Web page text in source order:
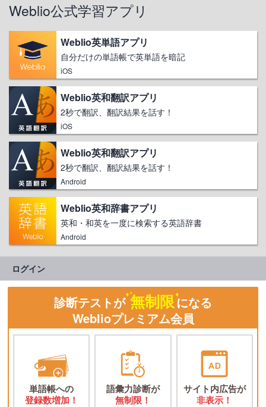
Weblio公式学習アプリ
Weblio英単語アプリ
自分だけの単語帳で英単語を暗記
iOS
Weblio英和翻訳アプリ
2秒で翻訳、翻訳結果を話す！
iOS
Weblio英和翻訳アプリ
2秒で翻訳、翻訳結果を話す！
Android
Weblio英和辞書アプリ
英和・和英を一度に検索する英語辞書
Android
ログイン
診断テストが 無制限になる
Weblioプレミアム会員
単語帳への
登録数増加！
語彙力診断が
無制限！
サイト内広告が
非表示！